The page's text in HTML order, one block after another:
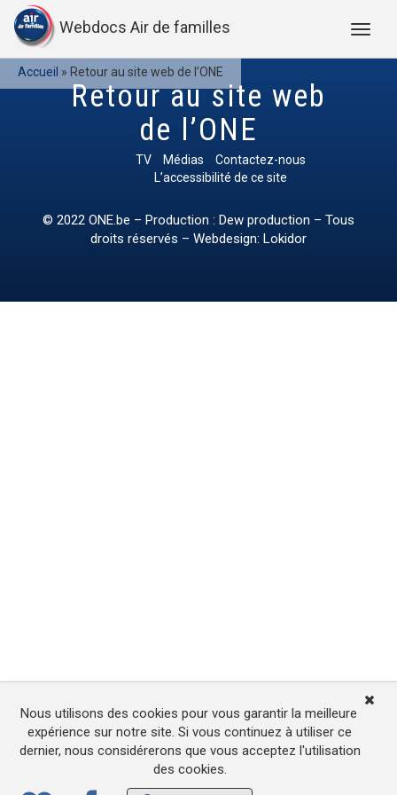
Webdocs Air de familles
Accueil » Retour au site web de l’ONE
Retour au site web
de l’ONE
TV Médias
Contactez-nous
L’accessibilité de ce site
© 2022 ONE.be – Production : Dew production – Tous
droits réservés – Webdesign: Lokidor
Nous utilisons des cookies pour vous garantir la meilleure
expérience sur notre site. Si vous continuez à utiliser ce
dernier, nous considérerons que vous acceptez l'utilisation
des cookies.